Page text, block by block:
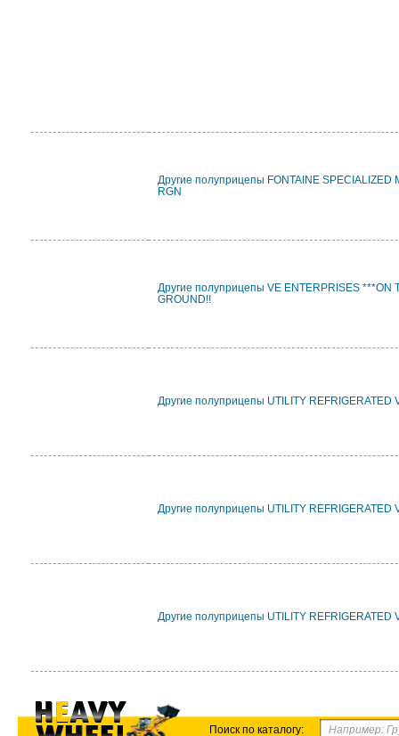
Другие полуприцепы FONTAINE SPECIALIZED
RGN
Другие полуприцепы VE ENTERPRISES ***ON
GROUND!!
Другие полуприцепы UTILITY REFRIGERATED
Другие полуприцепы UTILITY REFRIGERATED
Другие полуприцепы UTILITY REFRIGERATED
Поиск по каталогу: